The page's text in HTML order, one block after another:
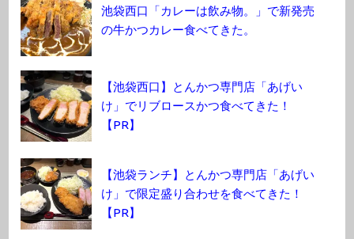
池袋西口「カレーは飲み物。」で新発売
の牛かつカレー食べてきた。
【池袋西口】とんかつ専門店「あげい
け」でリブロースかつ食べてきた！
【PR】
【池袋ランチ】とんかつ専門店「あげい
け」で限定盛り合わせを食べてきた！
【PR】